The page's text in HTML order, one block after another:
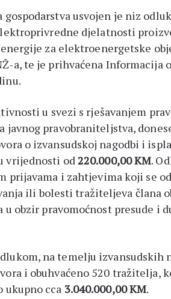
usvojen je niz
djelatnosti
za elektroenergetske
a, te je prihvaćena Informacija
u svezi s rješavanjem
javnog pravobraniteljstva,
o izvansudskoj nagodbi i
vrijednosti od 220.000,00 KM.
prijavama i zahtjevima koji se
ili bolesti tražiteljeva člana
u obzir pravomoćnost presude i
na temelju izvansudskih
i obuhvaćeno 520 tražitelja,
ukupno cca 3.040.000,00 KM.